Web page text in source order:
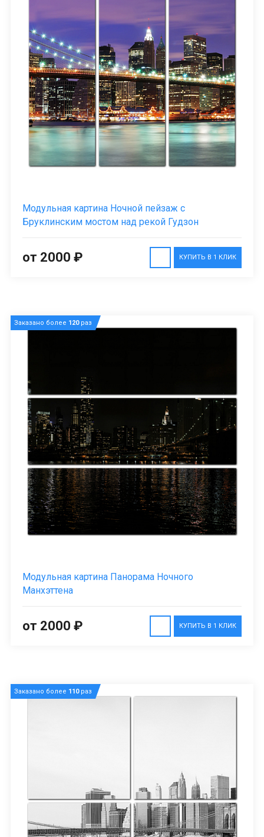
Модульная картина Ночной пейзаж с
Бруклинским мостом над рекой Гудзон
КУПИТЬ В 1 КЛИК
от 2000 ₽
Заказано более 120раз
Модульная картина Панорама Ночного
Манхэттена
КУПИТЬ В 1 КЛИК
от 2000 ₽
Заказано более 110раз